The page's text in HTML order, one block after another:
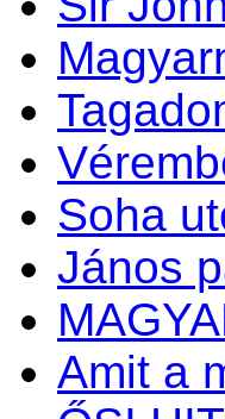
Soha
János
Amit a